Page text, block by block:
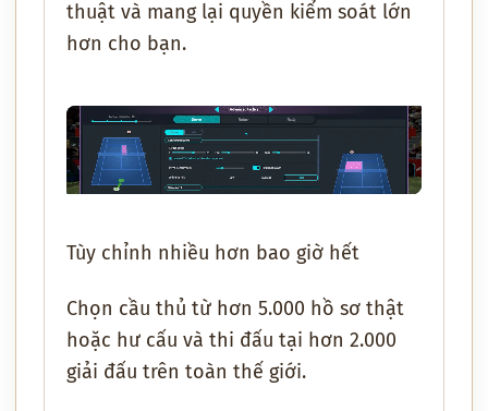
thuật và mang lại quyền kiểm soát lớn
hơn cho bạn.
Tùy chỉnh nhiều hơn bao giờ hết
Chọn cầu thủ từ hơn 5.000 hồ sơ thật
hoặc hư cấu và thi đấu tại hơn 2.000
giải đấu trên toàn thế giới.